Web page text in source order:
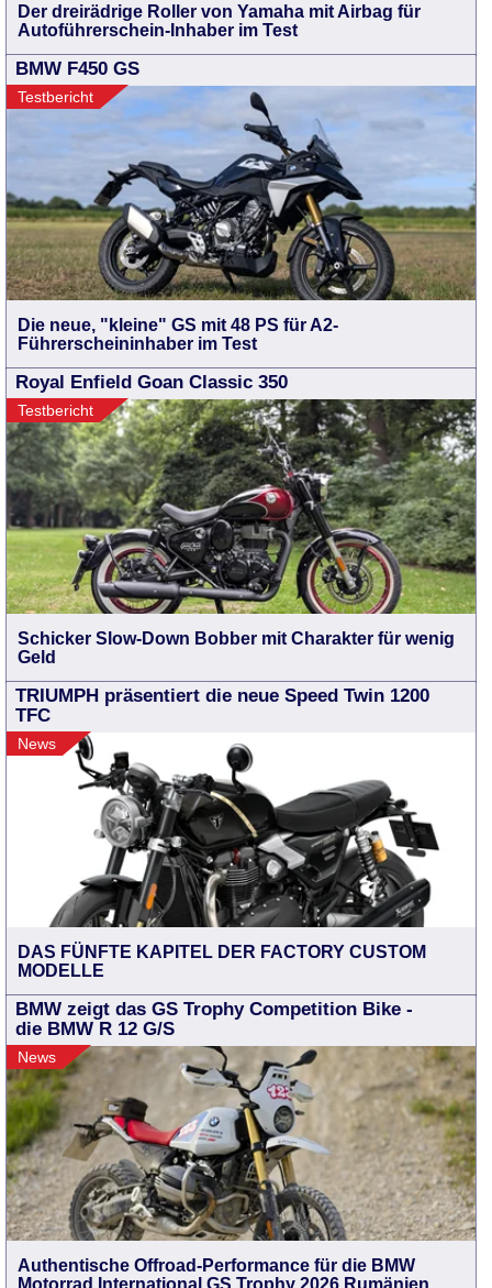
Der dreirädrige Roller von Yamaha mit Airbag für
Autoführerschein-Inhaber im Test
BMW F450 GS
Testbericht
Die neue, "kleine" GS mit 48 PS für A2-
Führerscheininhaber im Test
Royal Enfield Goan Classic 350
Testbericht
Schicker Slow-Down Bobber mit Charakter für wenig
Geld
TRIUMPH präsentiert die neue Speed Twin 1200
TFC
News
DAS FÜNFTE KAPITEL DER FACTORY CUSTOM
MODELLE
BMW zeigt das GS Trophy Competition Bike -
die BMW R 12 G/S
News
Authentische Offroad-Performance für die BMW
Motorrad International GS Trophy 2026 Rumänien